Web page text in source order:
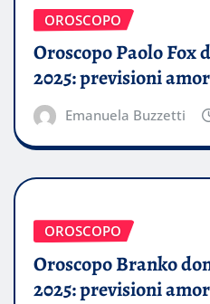
OROSCOPO
Oroscopo Paolo Fox
2025: previsioni
Emanuela Buzzetti
OROSCOPO
Oroscopo Branko
2025: previsioni